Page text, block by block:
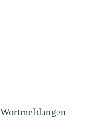
Wortmeldungen